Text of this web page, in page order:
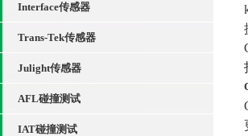
Interface传感器
Trans-Tek传感器
Julight传感器
AFL碰撞测试
IAT碰撞测试